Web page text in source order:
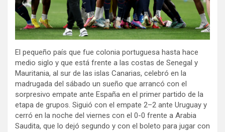
El pequeño país que fue colonia portuguesa hasta hace
medio siglo y que está frente a las costas de Senegal y
Mauritania, al sur de las islas Canarias, celebró en la
madrugada del sábado un sueño que arrancó con el
sorpresivo empate ante España en el primer partido de la
etapa de grupos. Siguió con el empate 2–2 ante Uruguay y
cerró en la noche del viernes con el 0-0 frente a Arabia
Saudita, que lo dejó segundo y con el boleto para jugar con